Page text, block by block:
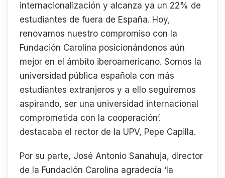
internacionalización y alcanza ya un 22% de
estudiantes de fuera de España. Hoy,
renovamos nuestro compromiso con la
Fundación Carolina posicionándonos aún
mejor en el ámbito iberoamericano. Somos la
universidad pública española con más
estudiantes extranjeros y a ello seguiremos
aspirando, ser una universidad internacional
comprometida con la cooperación’.
destacaba el rector de la UPV, Pepe Capilla.
Por su parte, José Antonio Sanahuja, director
de la Fundación Carolina agradecía ‘la